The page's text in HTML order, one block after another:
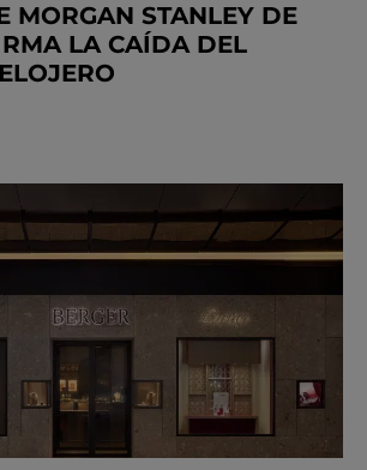
MORGAN STANLEY DE
LA CAÍDA DEL